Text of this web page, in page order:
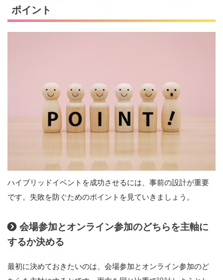
ポイント
ハイブリッドイベントを成功させるには、事前の設計が重要
です。失敗を防ぐためのポイントを見ていきましょう。
会場参加とオンライン参加のどちらを主軸に
するか決める
最初に決めておきたいのは、会場参加とオンライン参加のど